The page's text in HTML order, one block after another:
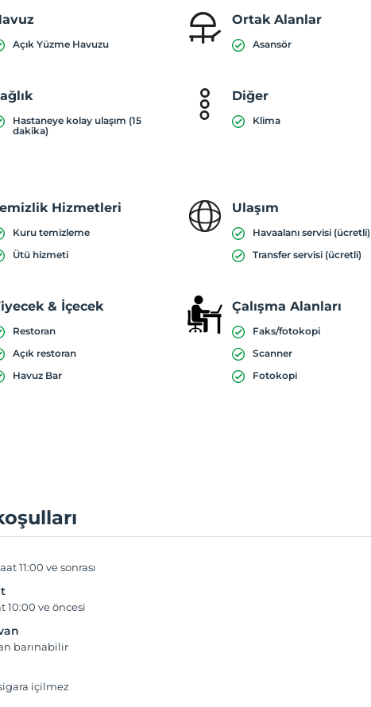
Açık Yüzme Havuzu
Ortak Alanlar
Asansör
Hastaneye kolay ulaşım (15
dakika)
Diğer
Klima
Hizmetleri
Kuru temizleme
Ütü hizmeti
Ulaşım
Havaalanı servisi (ücretli)
Transfer servisi (ücretli)
& İçecek
Restoran
Açık restoran
Havuz Bar
Çalışma Alanları
Faks/fotokopi
Scanner
Fotokopi
11:00 ve sonrası
10:00 ve öncesi
barınabilir
içilmez